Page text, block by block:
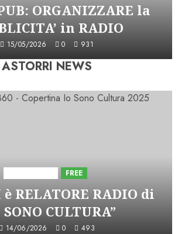
ORGANIZZARE la
in RADIO
15/05/2026 0 931
ASTORRI NEWS
FREE
è RELATORE RADIO di
SONO CULTURA”
14/06/2026 0 493